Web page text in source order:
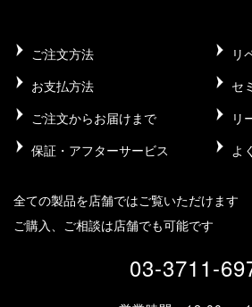
ご注文方法
リ
お支払方法
セ
ご注文からお届けまで
リ
保証・アフターサービス
よ
全ての製品を店舗ではご覧いただけます
ご購入、ご相談は店舗でも可能です
03-3711-